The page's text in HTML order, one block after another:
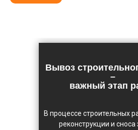
Вывоз
–
важный этап
В процессе строительных
реконструкции и сноса